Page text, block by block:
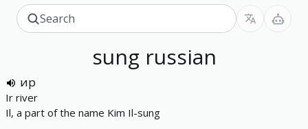
sung russian
ир
Ir river
Il, a part of the name Kim Il-sung